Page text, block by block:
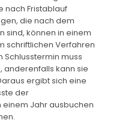
nach Fristablauf
die nach dem
sind, können in einem
schriftlichen Verfahren
muss
kann sie
ergibt sich eine
der
einem Jahr ausbuchen